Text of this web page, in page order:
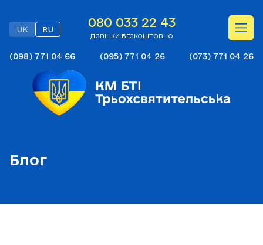
UK RU 080 033 22 43
ДЗВІНКИ БЕЗКОШТОВНО
(098) 771 04 66 (095) 771 04 26 (073) 771 04 26
Блог